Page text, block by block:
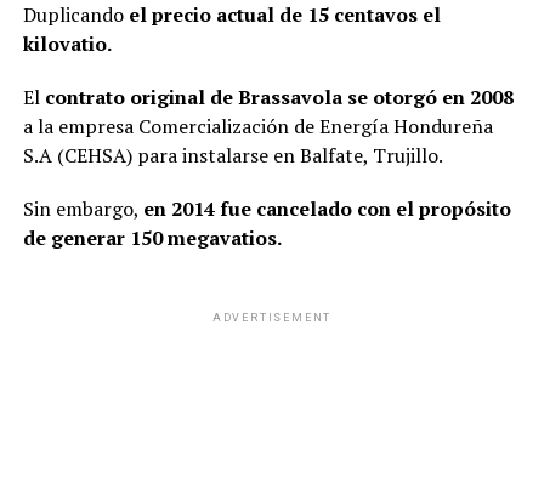
Duplicandoel precio actual de 15 centavos el
kilovatio.
Elcontrato original de Brassavola se otorgó en 2008
a la empresa Comercialización de Energía Hondureña
S.A (CEHSA) para instalarse en Balfate, Trujillo.
Sin embargo, en 2014 fue cancelado con el propósito
de generar 150 megavatios.
ADVERTISEMENT